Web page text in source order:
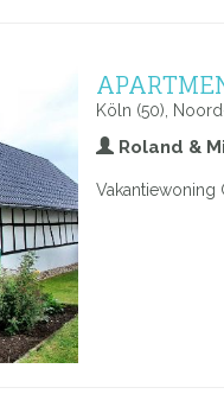
Köln (50),
Roland &
Vakantiewoning